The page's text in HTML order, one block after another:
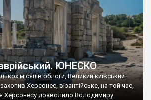
ЮНЕСКО
місяців облоги, Великий київський
Херсонес, візантійське, на той час,
Херсонесу дозволило Володимиру